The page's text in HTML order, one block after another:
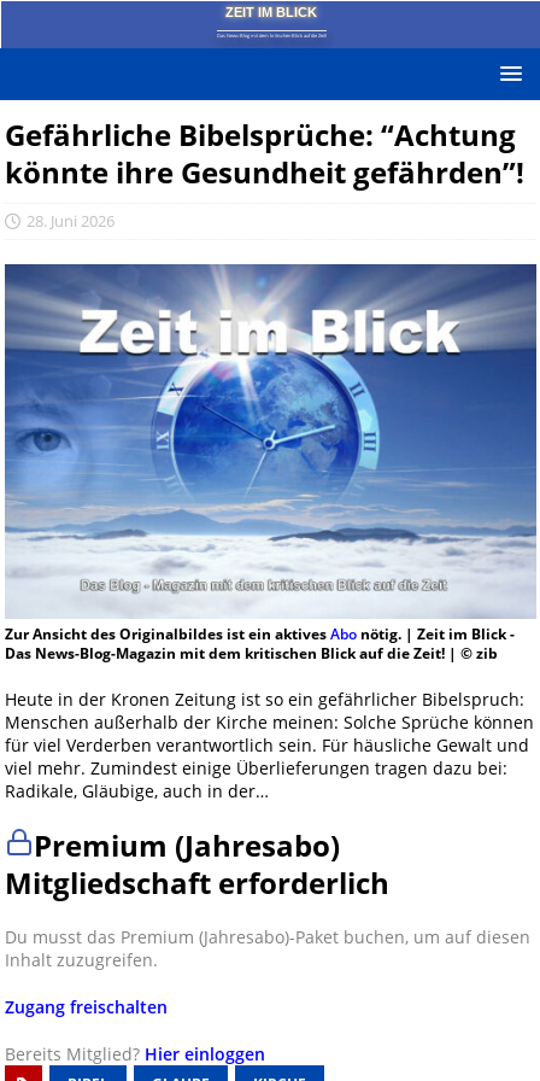
ZEIT IM BLICK
Das News-Blog mit dem kritischen Blick auf die Zeit!
Gefährliche Bibelsprüche: “Achtung
könnte ihre Gesundheit gefährden”!
28. Juni 2026
Zur Ansicht des Originalbildes ist ein aktivesAbonötig. | Zeit im Blick -
Das News-Blog-Magazin mit dem kritischen Blick auf die Zeit! | © zib
Heute in der Kronen Zeitung ist so ein gefährlicher Bibelspruch:
Menschen außerhalb der Kirche meinen: Solche Sprüche können
für viel Verderben verantwortlich sein. Für häusliche Gewalt und
viel mehr. Zumindest einige Überlieferungen tragen dazu bei:
Radikale, Gläubige, auch in der…
Premium (Jahresabo)
Mitgliedschaft erforderlich
Du musst das Premium (Jahresabo)-Paket buchen, um auf diesen
Inhalt zuzugreifen.
Zugang freischalten
Bereits Mitglied? Hier einloggen